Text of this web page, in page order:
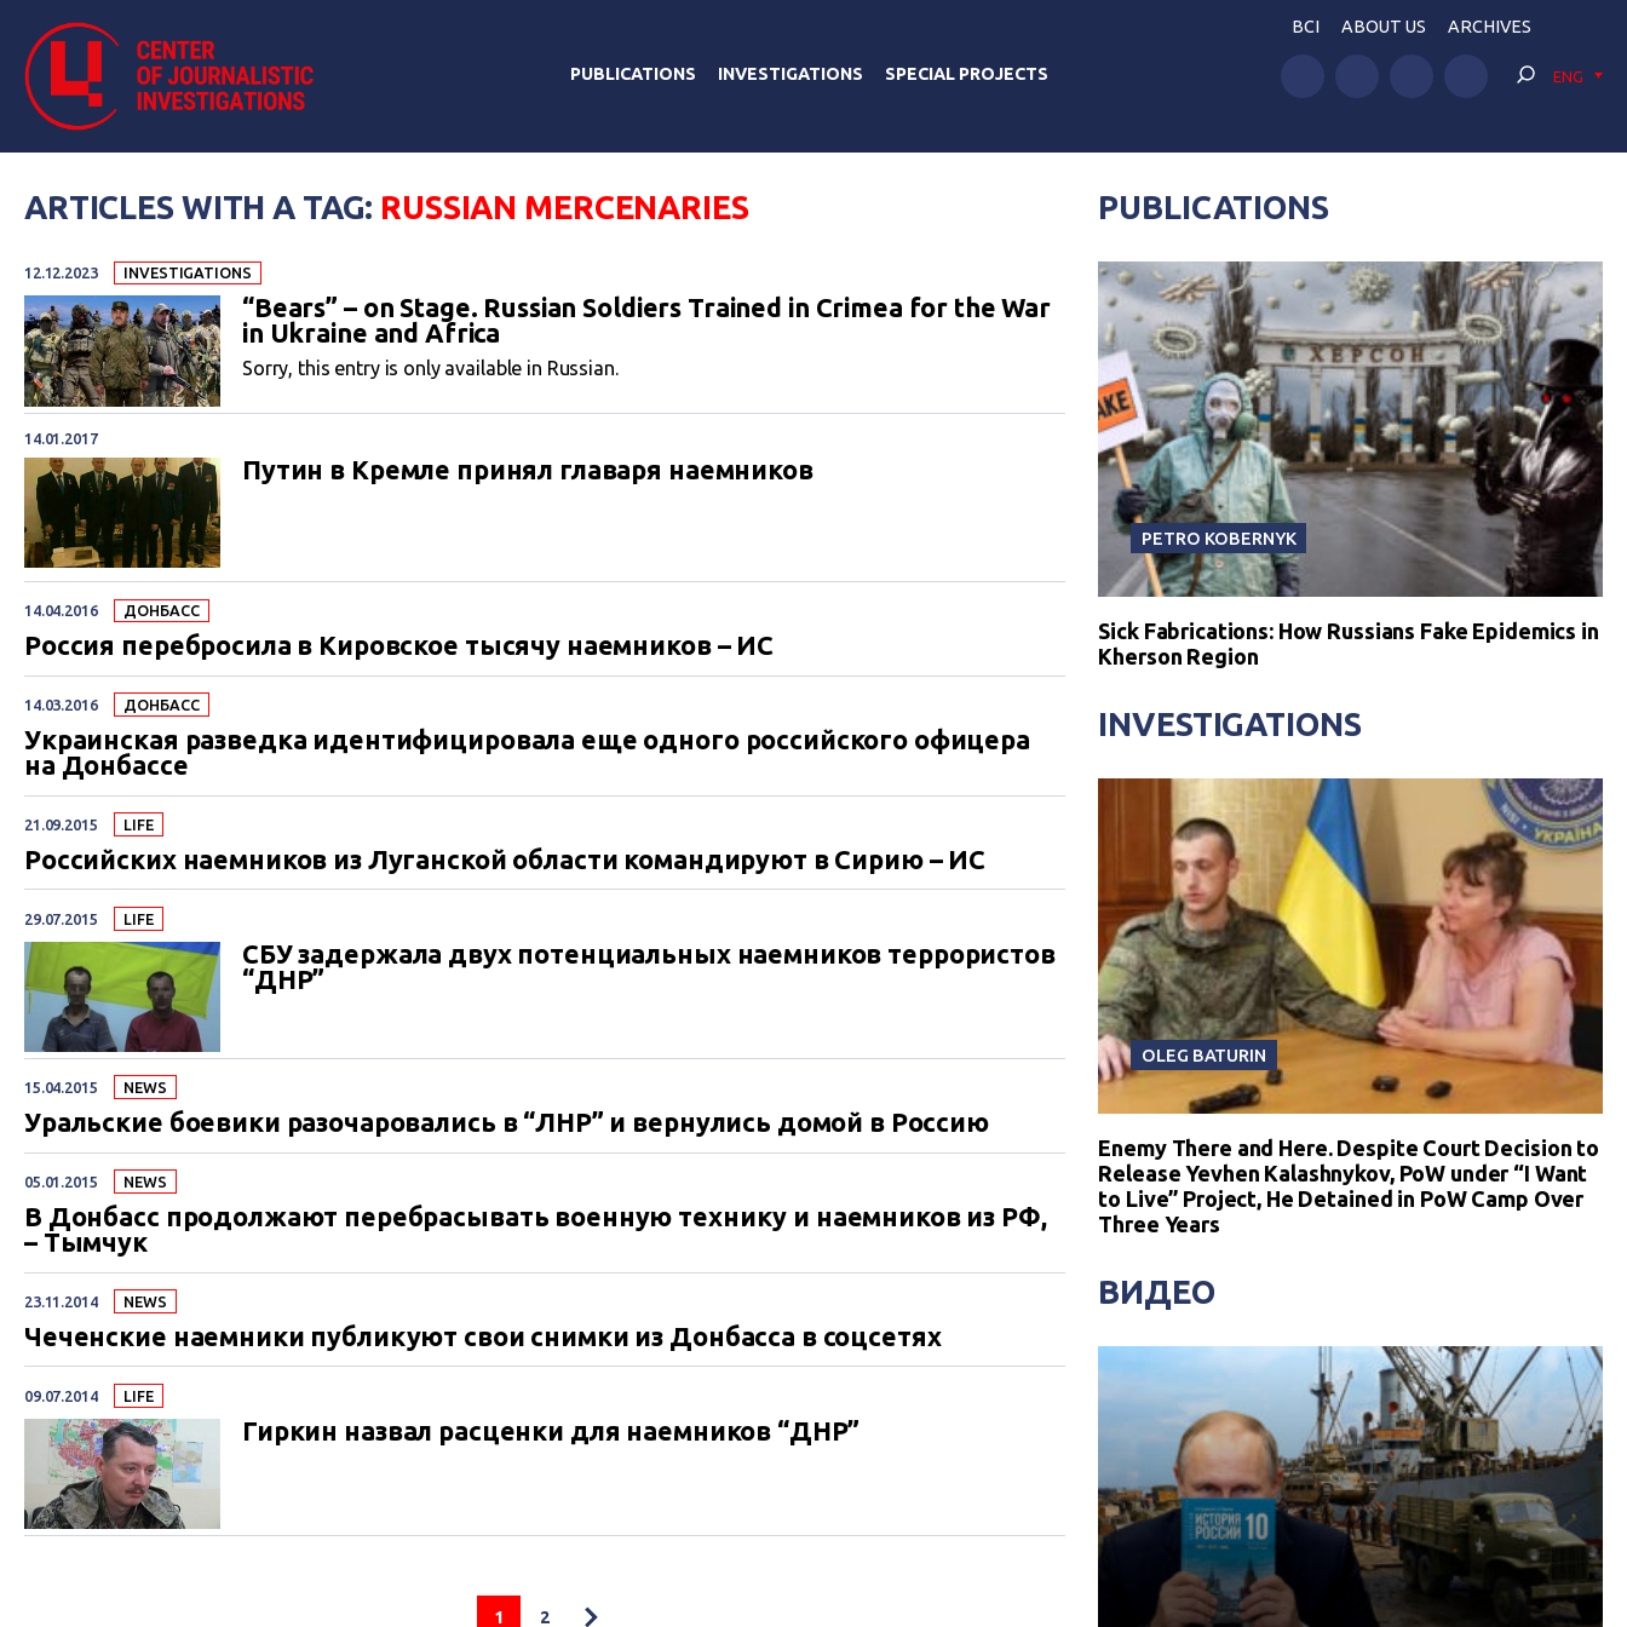
PUBLICATIONS INVESTIGATIONS SPECIAL PROJECTS
BCI ABOUT US ARCHIVES
ENG
ARTICLES WITH A TAG: RUSSIAN MERCENARIES
12.12.2023 INVESTIGATIONS
“Bears” – on Stage. Russian Soldiers Trained in Crimea for the War
in Ukraine and Africa
Sorry, this entry is only available in Russian.
14.01.2017
Путин в Кремле принял главаря наемников
14.04.2016 ДОНБАСС
Россия перебросила в Кировское тысячу наемников – ИС
14.03.2016 ДОНБАСС
Украинская разведка идентифицировала еще одного российского офицера
на Донбассе
21.09.2015 LIFE
Российских наемников из Луганской области командируют в Сирию – ИС
29.07.2015 LIFE
СБУ задержала двух потенциальных наемников террористов
“ДНР”
15.04.2015 NEWS
Уральские боевики разочаровались в “ЛНР” и вернулись домой в Россию
05.01.2015 NEWS
В Донбасс продолжают перебрасывать военную технику и наемников из РФ,
– Тымчук
23.11.2014 NEWS
Чеченские наемники публикуют свои снимки из Донбасса в соцсетях
09.07.2014 LIFE
Гиркин назвал расценки для наемников “ДНР”
1 2
PUBLICATIONS
PETRO KOBERNYK
Sick Fabrications: How Russians Fake Epidemics in
Kherson Region
INVESTIGATIONS
OLEG BATURIN
Enemy There and Here. Despite Court Decision to
Release Yevhen Kalashnykov, PoW under “I Want
to Live” Project, He Detained in PoW Camp Over
Three Years
ВИДЕО